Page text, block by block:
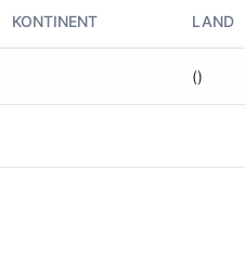
KONTINENT LAND
()